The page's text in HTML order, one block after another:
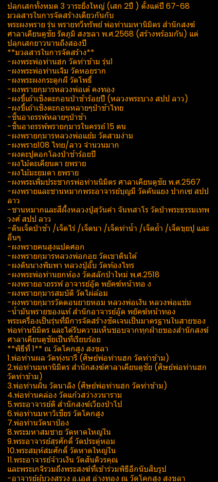
ปลุกเสกทั้งหมด 3 วาระยิ่งใหญ่ (เสก 2ปี ) ตั้งแต่ปี 67-68
มวลสารในการจัดสร้างเดียวกันกับ
พระ​ผงพราย​ รุ่น พรายทวีทรัพย์​ พ่อท่านมหานิ​มิตร​ สำนักสงฆ์​
ศาลา​เคียน​ตู​ชัย​ รัตภูมิ​ สงขลา​ พ.ศ.2568 (สร้างพร้อมกัน) แต่
ปลุกเสกยาวนานถีงสองปี
**มวลสารในการจัดสร้าง**
-ผงพระพ่อท่านฮก วัดท่าข้าม รุ่น1
-ผงพระพ่อท่านเจิม วัดหอยราก
-ผงพระผง​กระดูกผื วัดโพธิ์​
-ผงพรายกุมารหลวงพ่อเต๋ คงทอง
-ผงขี้เถ้า​เชิงตะกอนป่าช้าร้อยปี (หลวงพระบาง สปป ลาว)
-ผงขี้เถ้าเชิงตะกอนหลายๆป่าช้าไทย
-ชิ้นอาถรรพ์​หลายๆป่าช้า
-ชิ้นอาถรรพ์​พรายกุมารในครรถ์​ 15 ตน
-ผงพรายกุมารหลวงพ่อแย้ม วัดสามง่าม
-ผงพราย108 ไทย/ลาว จำนวนมาก
-ผงตะปูตอกโลงป่าช้าร้อยปี
-ผงไม้ตะเคียนตา ยพราย
-ผงไม้มะยมตา ยพราย
-ผงพระเพิ่ม​ประชากร​พ่อท่านนิ​มิตร​ ศาลาเคียน​ตู​ชัย​ พ.ศ.2567
-ผงพรายและชานหมากพระอาจารย์บุญมี วัด​คัน​แยง​ ปากเซ สปป
ลาว
-ชานหมากและสีผึ้งหลวงปู่สุวันคำ จันทสาโร​ วัด​ป่า​พระ​ธ​รร​มเทพ​
วงศ์​ สปป ลาว
-ดินเจ็ดป่าช้า /เจ็ดไร่ /เจ็ดนา /เจ็ดท่าน้ำ /เจ็ดถ้ำ /เจ็ดขุยปู และ
อื่นๆ
-ผงพรายคนสูงแปดศอก
-ผงพรายกุมารหลวงพ่อกอย วัดเขาดินใต้
-ผงดินนางพิมพา หลวงปู่อั๊บ วัด​ท้อง​ไทร​
-ผงพระพ่อท่านยกห้อง วัดสลักป่าใหม่ พ.ศ.2518
-ผงพรายอาถรรพ์​ อาจารย์อู๊ด​ พยัคฆ์​หน้า​ทอ ง​
-ผงพรายกุมารสมบัติ วัดไผ่​ล้อม​
-ผงพรายกุมารวัดดอนยายหอม หลวงพ่อเงิน หลวงพ่อแช่ม
-น้ำมันพรายของแท้ สำนักอาจารย์​อู๊ด​ พยัคฆ์​หน้า​ทอง​
พระเครื่องเป็นรุ่นที่มีการจัดสร้างชัดเจนเป็นมาตรฐาน​ในสายของ
พ่อท่านนิ​มิตร​ และได้รับความเห็นชอบจากทุกฝ่าย​ของสำนักสงฆ์​
ศาลาเคียน​ตู​ชัย​เป็นที่เรียบร้อย
**พิธีที่ 1** ณ วัดโคกสูง สงขลา
1.พ่อท่านผล วัดทุ่งนารี (ศิษย์​พ่อท่านฮก วัดท่าข้าม)
2.พ่อท่านมหานิมิตร สำนักสงฆ์​ศาลา​เคียน​ตู​ชัย (ศิษย์​พ่อท่านฮก
วัดท่าข้าม)
3.พ่อท่านผิน วัดนาลิง (ศิษย์​พ่อท่านฮก วัดท่าข้าม)
4.พ่อท่านคล่อง วัดแก้วสว่างวนาราม
5.พระอาจารย์ติ สำนักสงฆ์เวียงป่าโป
6.พ่อท่านมหาวิเชียร วัดโคกสูง
7.พ่อท่านวัดนาป๋อง
8.พระมหาสมชาย วัดหาดใหญ่ใน
9.พระอาจารย์สุรศักดิ์ วัดประดู่หอม
10.พระสมุห์สมศักดิ์ วัดหาดใหญ่ใน
11.พระอาจารย์จ้าวเงิน วัดสันติวรคุณ
และพระเกจิรวมถึงพระสงฆ์​ที่เข้าร่วมพิธีอีกนับสิบรูป
-อาจารย์ผู้บวงสรวง​ อ.​เอส อ่างทอง ณ วัดโคกสูง สงขลา